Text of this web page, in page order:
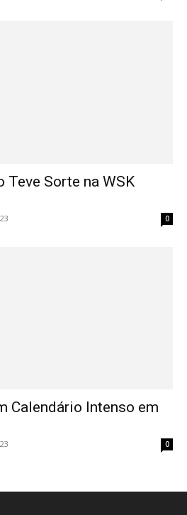
Teve Sorte na WSK
0
Calendário Intenso em
0